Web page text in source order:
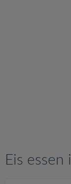
Eis essen